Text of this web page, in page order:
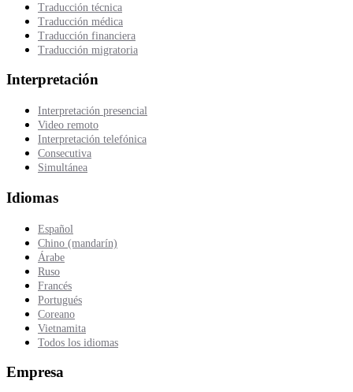
Traducción técnica
Traducción médica
Traducción financiera
Traducción migratoria
Interpretación
Interpretación presencial
Video remoto
Interpretación telefónica
Consecutiva
Simultánea
Idiomas
Español
Chino (mandarín)
Árabe
Ruso
Francés
Portugués
Coreano
Vietnamita
Todos los idiomas
Empresa